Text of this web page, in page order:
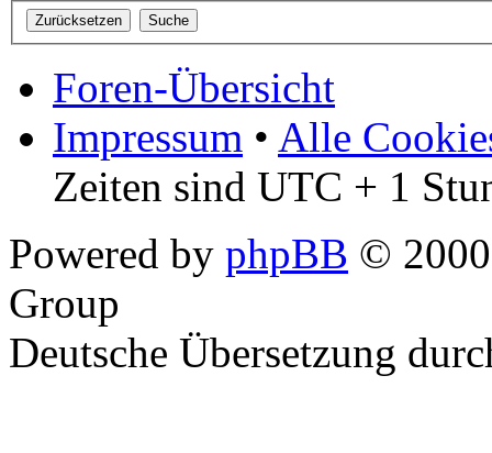
Foren-Übersicht
Impressum • Alle
Zeiten sind UTC + 1
Powered by phpBB ©
Group
Deutsche Übersetzung